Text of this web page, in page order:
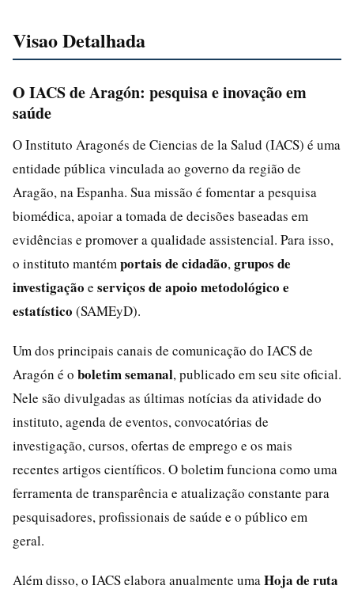
Visao Detalhada
O IACS de Aragón: pesquisa e inovação em
saúde
O Instituto Aragonés de Ciencias de la Salud (IACS) é uma
entidade pública vinculada ao governo da região de
Aragão, na Espanha. Sua missão é fomentar a pesquisa
biomédica, apoiar a tomada de decisões baseadas em
evidências e promover a qualidade assistencial. Para isso,
o instituto mantém portais de cidadão, grupos de
investigação e serviços de apoio metodológico e
estatístico (SAMEyD).
Um dos principais canais de comunicação do IACS de
Aragón é o boletim semanal, publicado em seu site oficial.
Nele são divulgadas as últimas notícias da atividade do
instituto, agenda de eventos, convocatórias de
investigação, cursos, ofertas de emprego e os mais
recentes artigos científicos. O boletim funciona como uma
ferramenta de transparência e atualização constante para
pesquisadores, profissionais de saúde e o público em
geral.
Além disso, o IACS elabora anualmente uma Hoja de ruta